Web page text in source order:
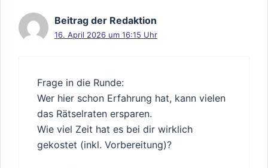
Beitrag der Redaktion
16. April 2026 um 16:15 Uhr
Frage in die Runde:
Wer hier schon Erfahrung hat, kann vielen
das Rätselraten ersparen.
Wie viel Zeit hat es bei dir wirklich
gekostet (inkl. Vorbereitung)?